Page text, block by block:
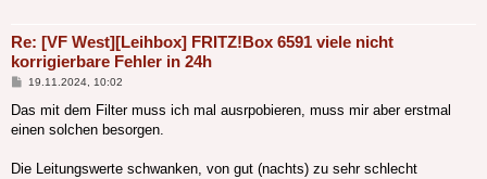
Re: [VF West][Leihbox] FRITZ!Box 6591 viele nicht
korrigierbare Fehler in 24h
Beitrag
19.11.2024, 10:02
Das mit dem Filter muss ich mal ausrpobieren, muss mir aber erstmal
einen solchen besorgen.
Die Leitungswerte schwanken, von gut (nachts) zu sehr schlecht